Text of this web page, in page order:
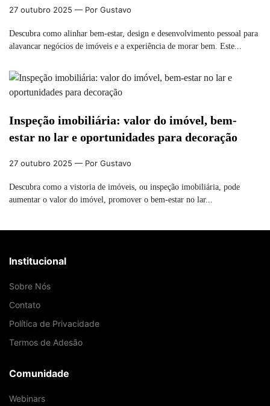
27 outubro 2025 — Por Gustavo
Descubra como alinhar bem-estar, design e desenvolvimento pessoal para
alavancar negócios de imóveis e a experiência de morar bem. Este...
Inspeção imobiliária: valor do imóvel, bem-
estar no lar e oportunidades para decoração
27 outubro 2025 — Por Gustavo
Descubra como a vistoria de imóveis, ou inspeção imobiliária, pode
aumentar o valor do imóvel, promover o bem-estar no lar...
Institucional
Sobre Nós
Contato
Política de Privacidade
Termos de Adesão
Comunidade
Webinars